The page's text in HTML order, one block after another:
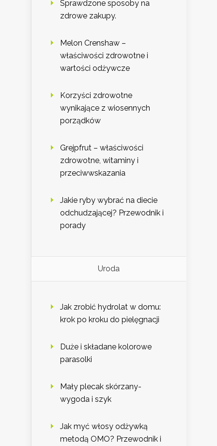
Sprawdzone sposoby na
zdrowe zakupy.
Melon Crenshaw –
właściwości zdrowotne i
wartości odżywcze
Korzyści zdrowotne
wynikające z wiosennych
porządków
Grejpfrut – właściwości
zdrowotne, witaminy i
przeciwwskazania
Jakie ryby wybrać na diecie
odchudzającej? Przewodnik i
porady
Uroda
Jak zrobić hydrolat w domu:
krok po kroku do pielęgnacji
Duże i składane kolorowe
parasolki
Mały plecak skórzany-
wygoda i szyk
Jak myć włosy odżywką
metodą OMO? Przewodnik i